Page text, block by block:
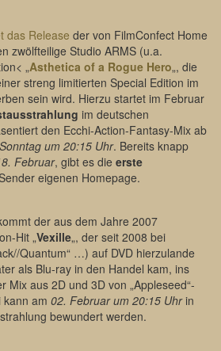
das Release der von FilmConfect Home
zwölfteilige Studio ARMS (u.a.
„Asthetica of a Rogue Hero„, die
streng limitierten Special Edition im
sein wird. Hierzu startet im Februar
im deutschen
den Ecchi-Action-Fantasy-Mix ab
um 20:15 Uhr. Bereits knapp
Februar, gibt es die erste
eigenen Homepage.
der aus dem Jahre 2007
Hit „Vexille„, der seit 2008 bei
Quantum“ …) auf DVD hierzulande
als Blu-ray in den Handel kam, ins
Mix aus 2D und 3D von „Appleseed“-
kann am 02. Februar um 20:15 Uhrin
bewundert werden.